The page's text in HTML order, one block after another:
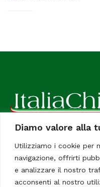
Diamo valore alla
Utilizziamo i cookie per
navigazione, offrirti
e analizzare il nostro
acconsenti al nostro
ItaliaChiamaItalia, il TUO
Dedicato in particolare a
Tutti i diritti sono riservati.